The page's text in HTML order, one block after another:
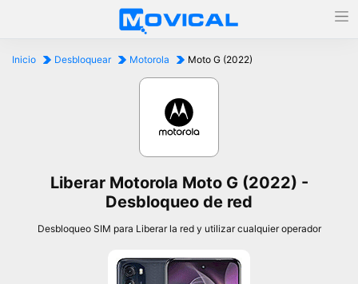
Inicio Desbloquear Motorola Moto G (2022)
Liberar Motorola Moto G (2022) -
Desbloqueo de red
Desbloqueo SIM para Liberar la red y utilizar cualquier operador